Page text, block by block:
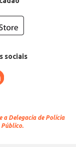
sociais
a Delegacia de Polícia